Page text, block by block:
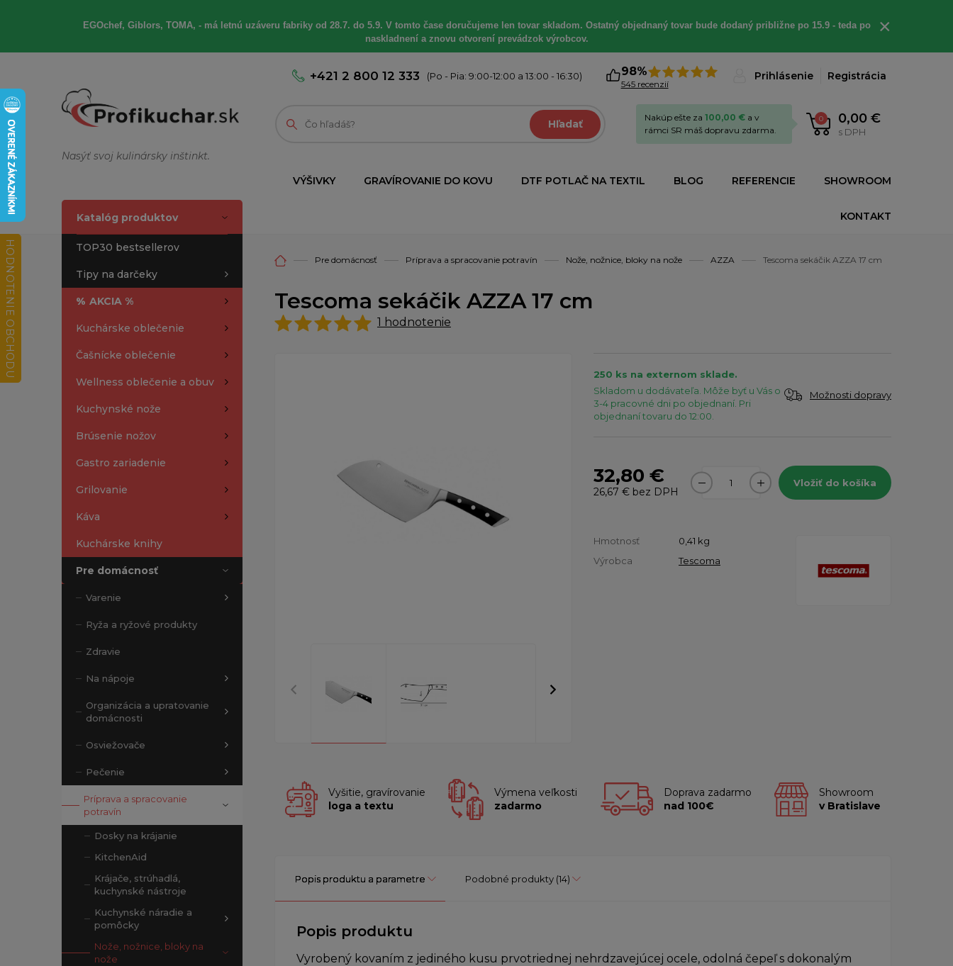
EGOchef, Giblors, TOMA, - má letnú uzáveru fabriky od 28.7. do 5.9. V tomto čase doručujeme len tovar skladom. Ostatný objednaný tovar bude dodaný približne po 15.9 - teda po
naskladnení a znovu otvorení prevádzok výrobcov.
×
Nasýť svoj kulinársky inštinkt.
+421 2 800 12 333 (Po - Pia: 9:00-12:00 a 13:00 - 16:30) 98%
545 recenzií
Prihlásenie Registrácia
Hľadať 0 0,00 €
s DPH
Nakúp ešte za 100,00 € a v
rámci SR máš dopravu zdarma.
VÝŠIVKY GRAVÍROVANIE DO KOVU DTF POTLAČ NA TEXTIL BLOG REFERENCIE SHOWROOM
KONTAKT
Katalóg produktov
TOP30 bestsellerov
Tipy na darčeky
% AKCIA %
Kuchárske oblečenie
Čašnícke oblečenie
Wellness oblečenie a obuv
Kuchynské nože
Brúsenie nožov
Gastro zariadenie
Grilovanie
Káva
Kuchárske knihy
Pre domácnosť
Varenie
Ryža a ryžové produkty
Zdravie
Na nápoje
Organizácia a upratovanie
domácnosti
Osviežovače
Pečenie
Príprava a spracovanie
potravín
Dosky na krájanie
KitchenAid
Krájače, strúhadlá,
kuchynské nástroje
Kuchynské náradie a
pomôcky
Nože, nožnice, bloky na
nože
Pre domácnosť Príprava a spracovanie potravín Nože, nožnice, bloky na nože AZZA Tescoma sekáčik AZZA 17 cm
Tescoma sekáčik AZZA 17 cm
1 hodnotenie
250 ks na externom sklade.
Skladom u dodávateľa. Môže byť u Vás o
3-4 pracovné dni po objednaní. Pri
objednaní tovaru do 12:00.
Možnosti dopravy
32,80 €
26,67 € bez DPH
Vložiť do košíka
Hmotnosť 0,41 kg
Výrobca
Tescoma
Vyšitie, gravírovanie
loga a textu
Výmena veľkosti
zadarmo
Doprava zadarmo
nad 100€
Showroom
v Bratislave
Popis produktu a parametre Podobné produkty (14)
Popis produktu
Vyrobený kovaním z jediného kusu prvotriednej nehrdzavejúcej ocele, odolná čepeľ s dokonalým
HODNOTENIE OBCHODU